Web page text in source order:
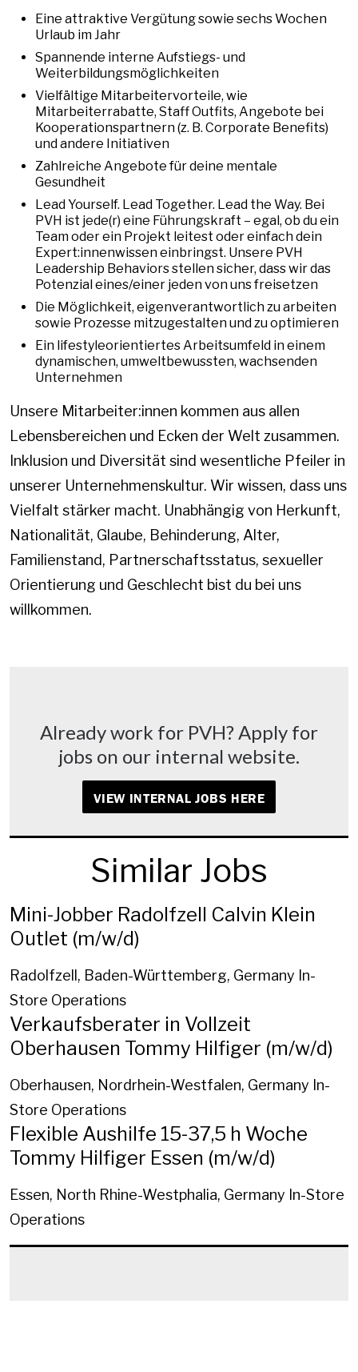
Eine attraktive Vergütung sowie sechs Wochen
Urlaub im Jahr
Spannende interne Aufstiegs- und
Weiterbildungsmöglichkeiten
Vielfältige Mitarbeitervorteile, wie
Mitarbeiterrabatte, Staff Outfits, Angebote bei
Kooperationspartnern (z. B. Corporate Benefits)
und andere Initiativen
Zahlreiche Angebote für deine mentale
Gesundheit
Lead Yourself. Lead Together. Lead the Way. Bei
PVH ist jede(r) eine Führungskraft – egal, ob du ein
Team oder ein Projekt leitest oder einfach dein
Expert:innenwissen einbringst. Unsere PVH
Leadership Behaviors stellen sicher, dass wir das
Potenzial eines/einer jeden von uns freisetzen
Die Möglichkeit, eigenverantwortlich zu arbeiten
sowie Prozesse mitzugestalten und zu optimieren
Ein lifestyleorientiertes Arbeitsumfeld in einem
dynamischen, umweltbewussten, wachsenden
Unternehmen
Unsere Mitarbeiter:innen kommen aus allen
Lebensbereichen und Ecken der Welt zusammen.
Inklusion und Diversität sind wesentliche Pfeiler in
unserer Unternehmenskultur. Wir wissen, dass uns
Vielfalt stärker macht. Unabhängig von Herkunft,
Nationalität, Glaube, Behinderung, Alter,
Familienstand, Partnerschaftsstatus, sexueller
Orientierung und Geschlecht bist du bei uns
willkommen.
Already work for PVH? Apply for
jobs on our internal website.
VIEW INTERNAL JOBS HERE
Similar Jobs
Mini-Jobber Radolfzell Calvin Klein
Outlet (m/w/d)
Radolfzell, Baden-Württemberg, Germany In-
Store Operations
Verkaufsberater in Vollzeit
Oberhausen Tommy Hilfiger (m/w/d)
Oberhausen, Nordrhein-Westfalen, Germany In-
Store Operations
Flexible Aushilfe 15-37,5 h Woche
Tommy Hilfiger Essen (m/w/d)
Essen, North Rhine-Westphalia, Germany In-Store
Operations